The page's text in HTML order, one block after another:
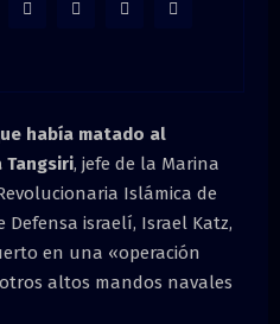
había matado al
Tangsiri, jefe de la Marina
Islámica de
Defensa israelí, Israel Katz,
en una «operación
altos mandos navales